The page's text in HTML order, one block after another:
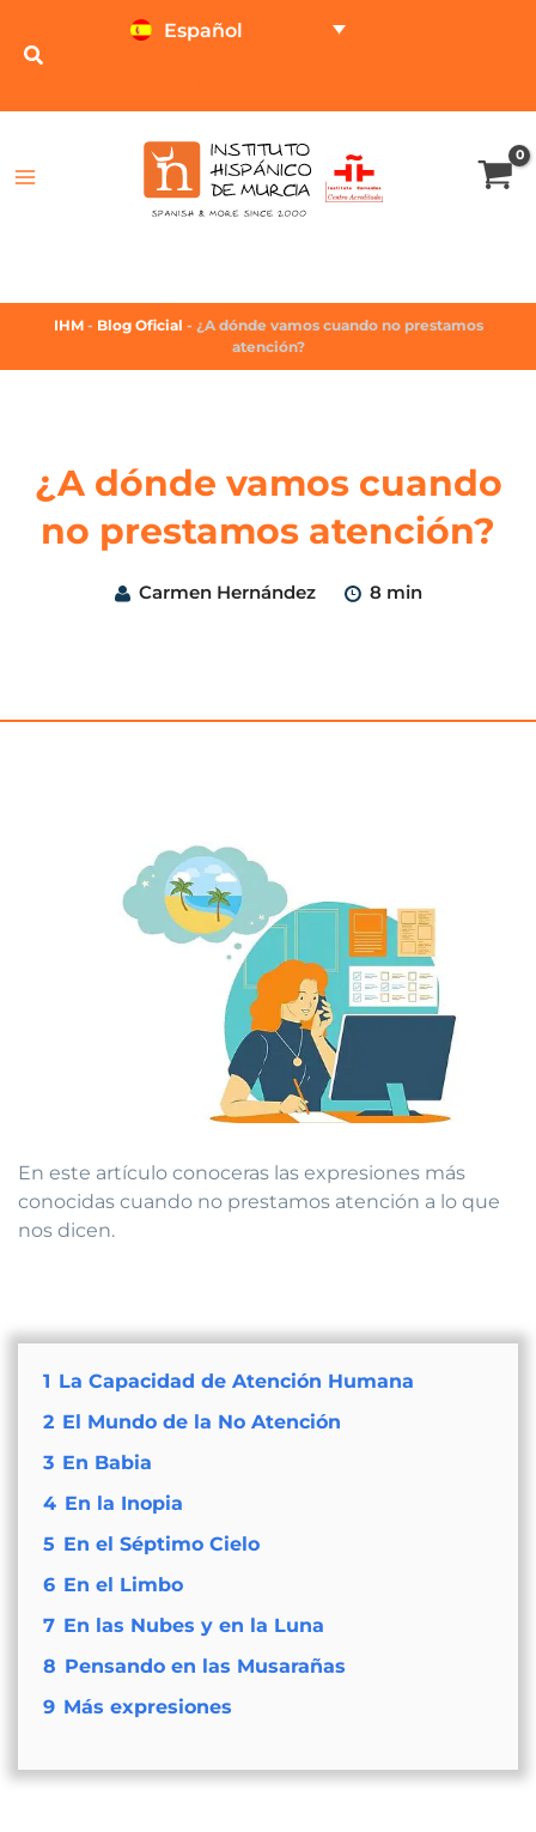
Español
IHM - Blog Oficial - ¿A dónde vamos cuando no prestamos
atención?
¿A dónde vamos cuando
no prestamos atención?
Carmen Hernández 8 min
En este artículo conoceras las expresiones más
conocidas cuando no prestamos atención a lo que
nos dicen.
1 La Capacidad de Atención Humana
2 El Mundo de la No Atención
3 En Babia
4 En la Inopia
5 En el Séptimo Cielo
6 En el Limbo
7 En las Nubes y en la Luna
8 Pensando en las Musarañas
9 Más expresiones